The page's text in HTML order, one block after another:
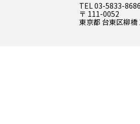
TEL 03-5833-8686
〒 111-0052
東京都 台東区柳